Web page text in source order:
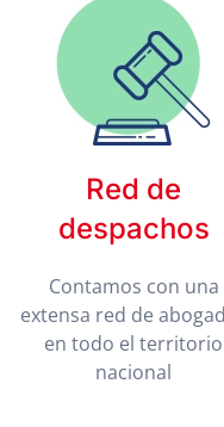
Red de
despachos
Contamos con una
extensa red de
en todo el territorio
nacional